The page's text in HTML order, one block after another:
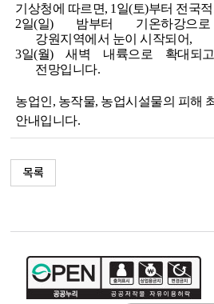
기상청에 따르면, 1 일(토)부터 전국적
2일(일)
밤부터 기온하강으
강원지역에서 눈이 시작되어,
3일(월)새벽 내륙으로 확대 되고
전망입니다.
농업인, 농작물, 농업시설물의 피해
안내입니다.
목록